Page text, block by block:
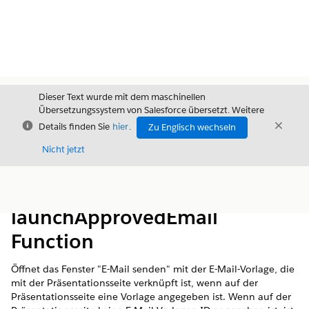
Schließen
Dieser Text wurde mit dem maschinellen
Übersetzungssystem von Salesforce übersetzt. Weitere
Details finden Sie hier.
Zu Englisch wechseln
Nicht jetzt
launchApprovedEmail
Function
Öffnet das Fenster "E-Mail senden" mit der E-Mail-Vorlage, die
mit der Präsentationsseite verknüpft ist, wenn auf der
Präsentationsseite eine Vorlage angegeben ist. Wenn auf der